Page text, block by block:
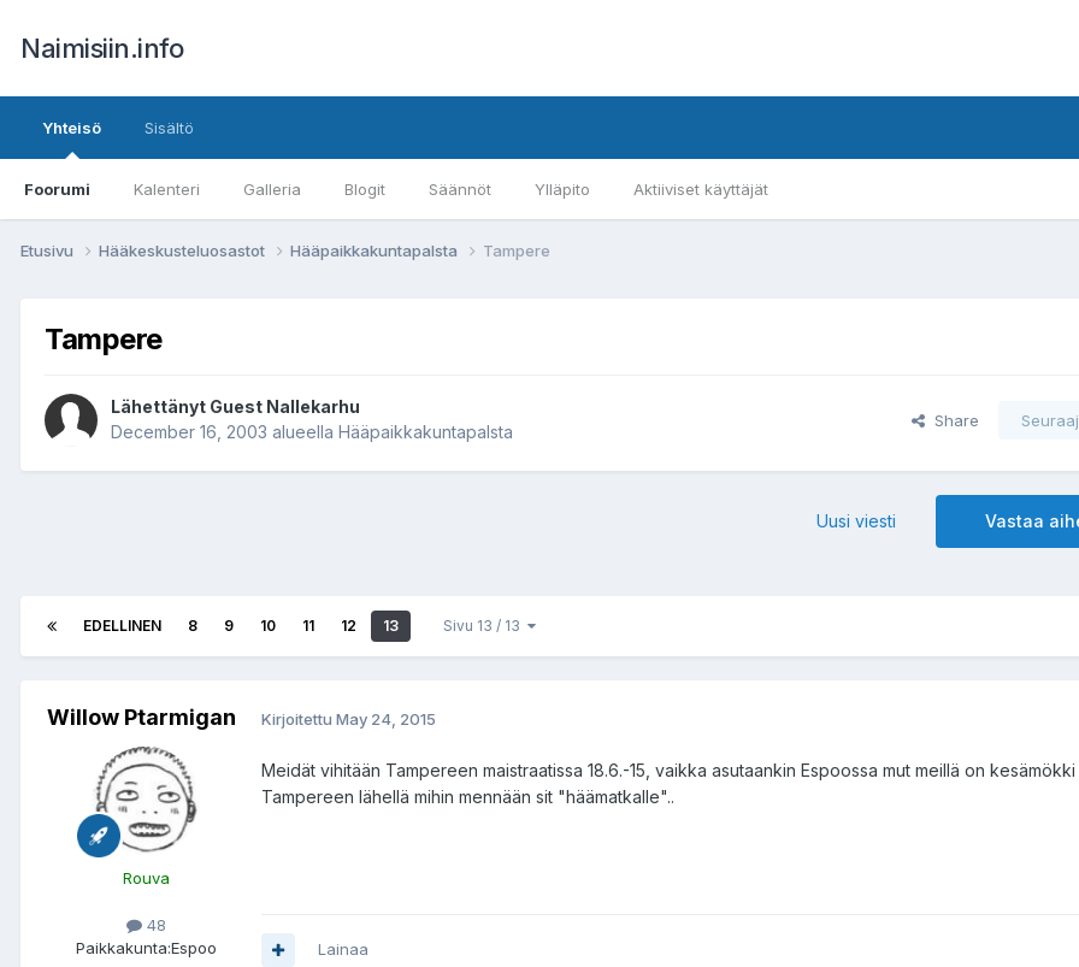
Naimisiin.info
Yhteisö
Foorumi Kalenteri Galleria Blogit Säännöt Ylläpito Aktiiviset käyttäjät
Sisältö
Etusivu Hääkeskusteluosastot Hääpaikkakuntapalsta Tampere
Tampere
Lähettänyt Guest Nallekarhu
December 16, 2003 alueella Hääpaikkakuntapalsta
Share
Vastaa
Uusi viesti
EDELLINEN 8 9 10 11 12 13 Sivu 13 / 13
Willow Ptarmigan
Rouva
48
Paikkakunta:Espoo
Kirjoitettu May 24, 2015
Meidät vihitään Tampereen maistraatissa 18.6.-15, vaikka asutaankin Espoossa mut meillä on kesämökki
Tampereen lähellä mihin mennään sit "häämatkalle"..
Lainaa